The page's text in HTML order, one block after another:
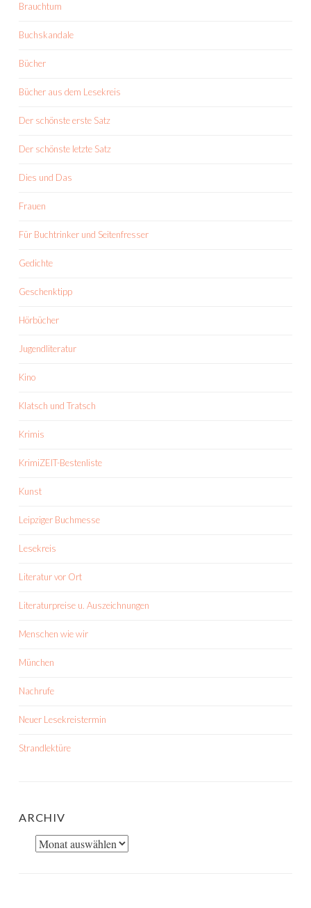
Brauchtum
Buchskandale
Bücher
Bücher aus dem Lesekreis
Der schönste erste Satz
Der schönste letzte Satz
Dies und Das
Frauen
Für Buchtrinker und Seitenfresser
Gedichte
Geschenktipp
Hörbücher
Jugendliteratur
Kino
Klatsch und Tratsch
Krimis
KrimiZEIT-Bestenliste
Kunst
Leipziger Buchmesse
Lesekreis
Literatur vor Ort
Literaturpreise u. Auszeichnungen
Menschen wie wir
München
Nachrufe
Neuer Lesekreistermin
Strandlektüre
ARCHIV
Archiv